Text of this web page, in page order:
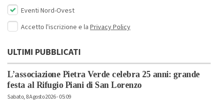
Eventi Nord-Ovest
Accetto l'iscrizione e la Privacy Policy
ULTIMI PUBBLICATI
L’associazione Pietra Verde celebra 25 anni: grande
festa al Rifugio Piani di San Lorenzo
Sabato, 8 Agosto 2026 - 05:09